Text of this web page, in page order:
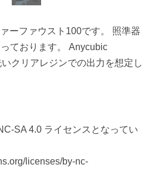
ーファウスト100です。 照準器
ております。 Anycubic
クリアレジンでの出力を想定し
SA 4.0 ライセンスとなってい
licenses/by-nc-